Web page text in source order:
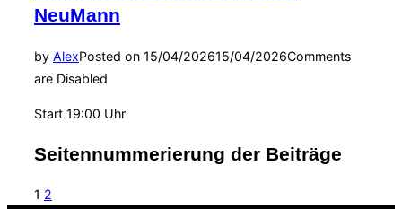
NeuMann
by AlexPosted on 15/04/202615/04/2026Comments
are Disabled
Start 19:00 Uhr
Seitennummerierung der Beiträge
1 2